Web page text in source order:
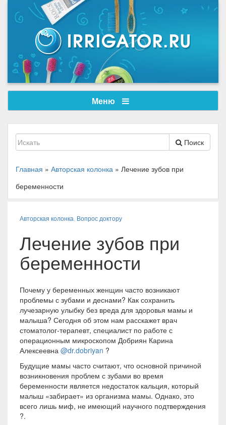
Меню
Поиск
Главная » Авторская колонка » Лечение зубов при
беременности
Авторская колонка Вопрос доктору
Лечение зубов при
беременности
Почему у беременных женщин часто возникают
проблемы с зубами и деснами? Как сохранить
лучезарную улыбку без вреда для здоровья мамы и
малыша? Сегодня об этом нам расскажет врач
стоматолог-терапевт, специалист по работе с
операционным микроскопом Добриян Карина
Алексеевна @dr.dobriyan ?
Будущие мамы часто считают, что основной причиной
возникновения проблем с зубами во время
беременности является недостаток кальция, который
малыш «забирает» из организма мамы. Однако, это
всего лишь миф, не имеющий научного подтверждения
?.